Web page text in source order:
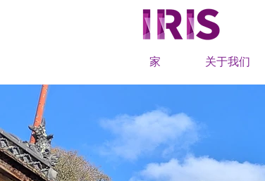
家 关于我们